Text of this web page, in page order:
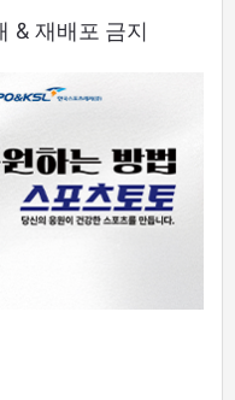
& 재배포 금지